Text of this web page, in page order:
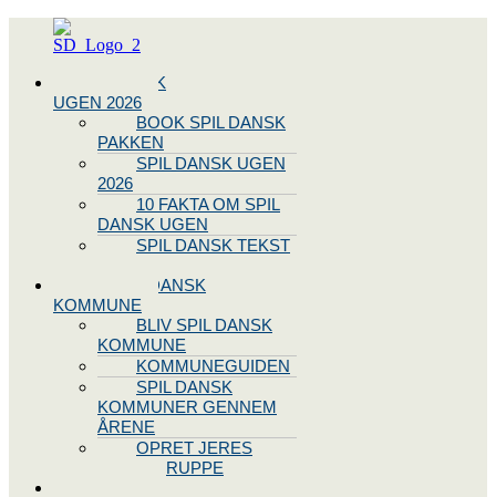
Menu
SPIL DANSK
UGEN 2026
BOOK SPIL DANSK
PAKKEN
SPIL DANSK UGEN
2026
10 FAKTA OM SPIL
DANSK UGEN
SPIL DANSK TEKST
BLIV SPIL DANSK
KOMMUNE
BLIV SPIL DANSK
KOMMUNE
KOMMUNEGUIDEN
SPIL DANSK
KOMMUNER GENNEM
ÅRENE
OPRET JERES
STYREGRUPPE